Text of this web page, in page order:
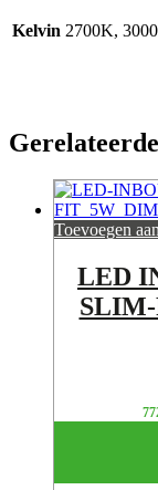
Kelvin 2700K,
Toevoegen
LED
SLIM-